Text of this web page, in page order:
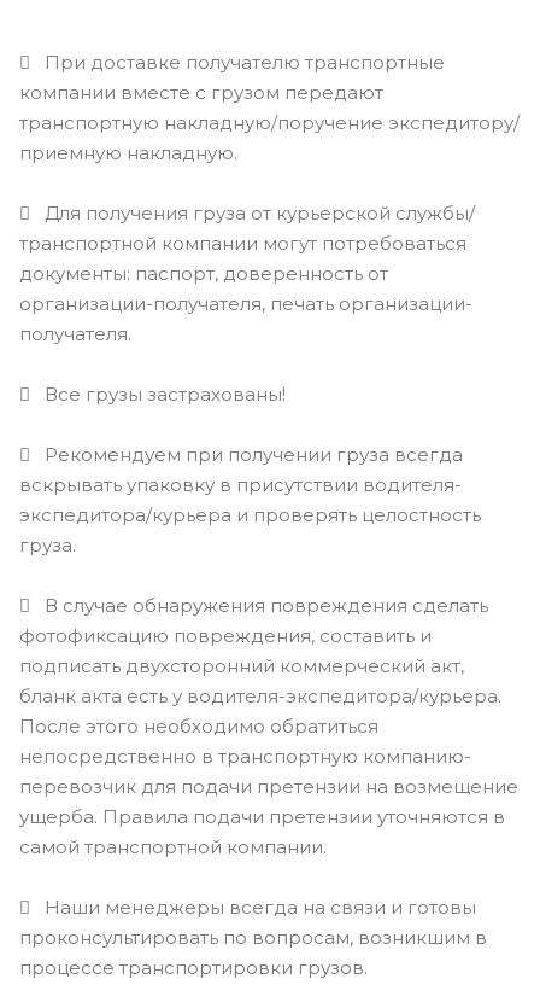
При доставке получателю транспортные
компании вместе с грузом передают
транспортную накладную/поручение экспедитору/
приемную накладную.
Для получения груза от курьерской службы/
транспортной компании могут потребоваться
документы: паспорт, доверенность от
организации-получателя, печать организации-
получателя.
Все грузы застрахованы!
Рекомендуем при получении груза всегда
вскрывать упаковку в присутствии водителя-
экспедитора/курьера и проверять целостность
груза.
В случае обнаружения повреждения сделать
фотофиксацию повреждения, составить и
подписать двухсторонний коммерческий акт,
бланк акта есть у водителя-экспедитора/курьера.
После этого необходимо обратиться
непосредственно в транспортную компанию-
перевозчик для подачи претензии на возмещение
ущерба. Правила подачи претензии уточняются в
самой транспортной компании.
Наши менеджеры всегда на связи и готовы
проконсультировать по вопросам, возникшим в
процессе транспортировки грузов.